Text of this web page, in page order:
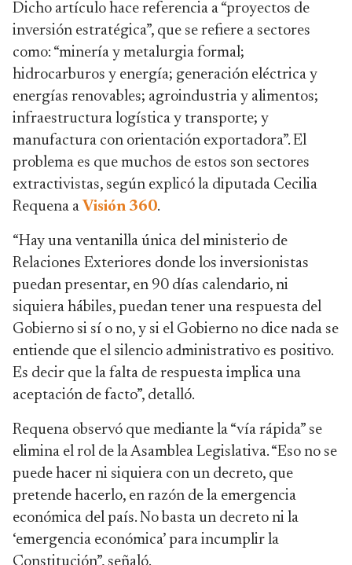
Dicho artículo hace referencia a “proyectos de
inversión estratégica”, que se refiere a sectores
como: “minería y metalurgia formal;
hidrocarburos y energía; generación eléctrica y
energías renovables; agroindustria y alimentos;
infraestructura logística y transporte; y
manufactura con orientación exportadora”. El
problema es que muchos de estos son sectores
extractivistas, según explicó la diputada Cecilia
Requena a Visión 360.
“Hay una ventanilla única del ministerio de
Relaciones Exteriores donde los inversionistas
puedan presentar, en 90 días calendario, ni
siquiera hábiles, puedan tener una respuesta del
Gobierno si sí o no, y si el Gobierno no dice nada se
entiende que el silencio administrativo es positivo.
Es decir que la falta de respuesta implica una
aceptación de facto”, detalló.
Requena observó que mediante la “vía rápida” se
elimina el rol de la Asamblea Legislativa. “Eso no se
puede hacer ni siquiera con un decreto, que
pretende hacerlo, en razón de la emergencia
económica del país. No basta un decreto ni la
‘emergencia económica’ para incumplir la
Constitución”, señaló.